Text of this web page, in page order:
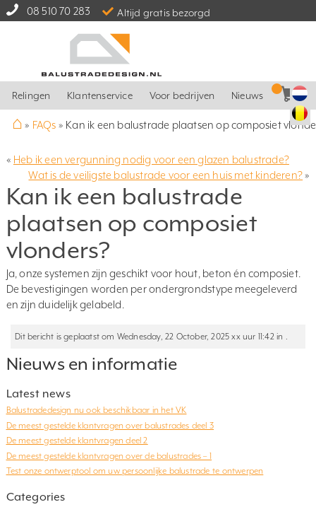
08 510 70 283 Altijd gratis bezorgd
Relingen Klantenservice Voor bedrijven Nieuws
⌂ » FAQs » Kan ik een balustrade plaatsen op composiet
« Heb ik een vergunning nodig voor een glazen balustrade?
Wat is de veiligste balustrade voor een huis met kinderen?»
Kan ik een balustrade
plaatsen op composiet
vlonders?
Ja, onze systemen zijn geschikt voor hout, beton én composiet.
De bevestigingen worden per ondergrondstype meegeleverd
en zijn duidelijk gelabeld.
Dit bericht is geplaatst om Wednesday, 22 October, 2025 xx uur 11:42 in .
Nieuws en informatie
Latest news
Balustradedesign nu ook beschikbaar in het VK
De meest gestelde klantvragen over balustrades deel 3
De meest gestelde klantvragen deel 2
De meest gestelde klantvragen over de balustrades – 1
Test onze ontwerptool om uw persoonlijke balustrade te ontwerpen
Categories